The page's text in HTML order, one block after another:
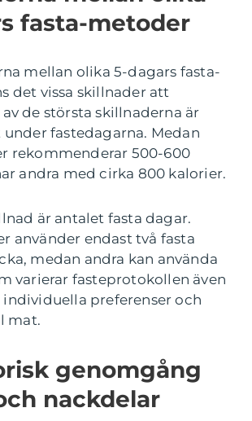
fasta-metoder
mellan olika 5-dagars fasta-
det vissa skillnader att
av de största skillnaderna är
fastedagarna. Medan
rekommenderar 500-600
andra med cirka 800 kalorier.
är antalet fasta dagar.
använder endast två fasta
medan andra kan använda
varierar fasteprotokollen även
individuella preferenser och
mat.
genomgång
nackdelar